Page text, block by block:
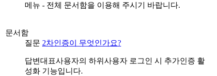
메뉴 - 전체 문서함을 이용해 주시기 바랍니다.
문서함
질문 2차인증이 무엇인가요?
답변대표사용자의 하위사용자 로그인 시 추가인증 활
성화 기능입니다.